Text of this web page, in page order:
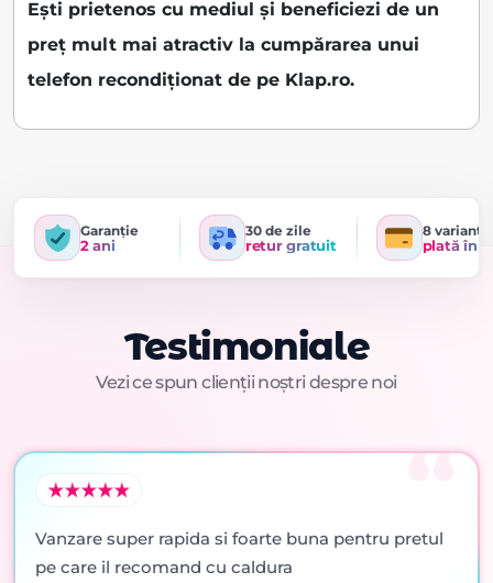
Ești prietenos cu mediul și beneficiezi de un
preț mult mai atractiv la cumpărarea unui
telefon recondiționat de pe Klap.ro.
Garanție
2 ani
30 de zile
retur gratuit
8 variante
plată în
Testimoniale
Vezi ce spun clienții noștri despre noi
Vanzare super rapida si foarte buna pentru pretul
pe care il recomand cu caldura